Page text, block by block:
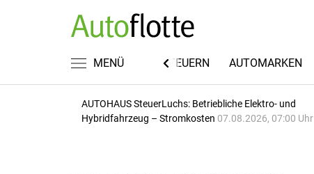
MENÜ
FUHRPARKWISSEN RECHT & STEUERN AUTOMARKEN
AUTOHAUS SteuerLuchs: Betriebliche Elektro- und
Hybridfahrzeug – Stromkosten 07.08.2026, 07:00 Uhr